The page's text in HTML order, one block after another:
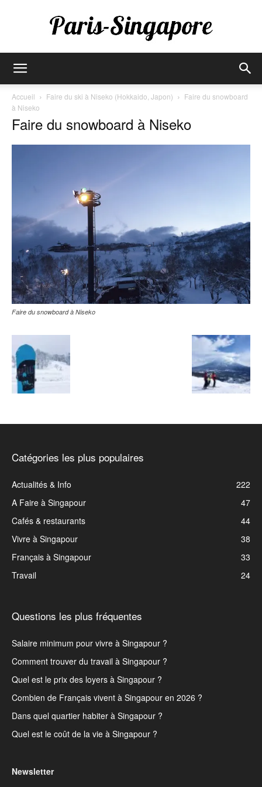
Singapore
Accueil Faire du ski à Niseko (Hokkaido, Japon)
Faire du snowboard
à Niseko
Faire du snowboard à Niseko
Faire du snowboard à Niseko
Catégories les plus populaires
Actualités & Info
222
A Faire à Singapour
47
Cafés & restaurants
44
Vivre à Singapour
38
Français à Singapour
33
Travail
24
Questions les plus fréquentes
Salaire minimum pour vivre à Singapour ?
Comment trouver du travail à Singapour ?
Quel est le prix des loyers à Singapour ?
Combien de Français vivent à Singapour en 2026 ?
Dans quel quartier habiter à Singapour ?
Quel est le coût de la vie à Singapour ?
Newsletter